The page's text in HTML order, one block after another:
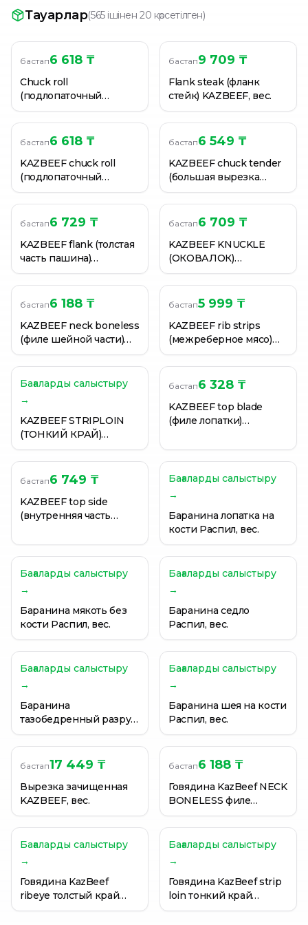
Тауарлар(565 ішінен 20 көрсетілген)
бастап6 618 ₸
Chuck roll
(подлопаточный
зачищенный отруб)
KAZBEEF, вес.
бастап9 709 ₸
Flank steak (фланк
стейк) KAZBEEF, вес.
бастап6 618 ₸
KAZBEEF chuck roll
(подлопаточный
зачищенный отруб),
вес.
бастап6 549 ₸
KAZBEEF chuck tender
(большая вырезка
лопатки)
замороженный, вес.
бастап6 729 ₸
KAZBEEF flank (толстая
часть пашина)
замороженный, вес.
бастап6 709 ₸
KAZBEEF KNUCKLE
(ОКОВАЛОК)
замороженный
бастап6 188 ₸
KAZBEEF neck boneless
(филе шейной части)
замороженный, вес.
бастап5 999 ₸
KAZBEEF rib strips
(межреберное мясо)
замороженный, вес.
Бағаларды салыстыру
→
KAZBEEF STRIPLOIN
(ТОНКИЙ КРАЙ)
охлажденный
бастап6 328 ₸
KAZBEEF top blade
(филе лопатки)
бастап6 749 ₸
KAZBEEF top side
(внутренняя часть
вес.
Бағаларды салыстыру
→
Баранина лопатка на
кости Распил, вес.
Бағаларды салыстыру
→
Баранина мякоть без
кости Распил, вес.
Бағаларды салыстыру
→
Баранина седло
Распил, вес.
Бағаларды салыстыру
→
Баранина
тазобедренный разруб
Распил, вес.
Бағаларды салыстыру
→
Баранина шея на кости
Распил, вес.
бастап17 449 ₸
Вырезка зачищенная
KAZBEEF, вес.
бастап6 188 ₸
Говядина KazBeef NECK
BONELESS филе
шейной части
охлажденная , вес.
Бағаларды салыстыру
→
Говядина KazBeef
ribeye толстый край
охлажденный, вес.
Бағаларды салыстыру
→
Говядина KazBeef strip
loin тонкий край
охлажденный, вес.
Говядина KazBeef ribeye толстый край